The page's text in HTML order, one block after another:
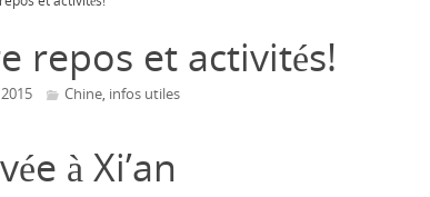
repos et activités!
Chine, infos utiles
à Xi’an